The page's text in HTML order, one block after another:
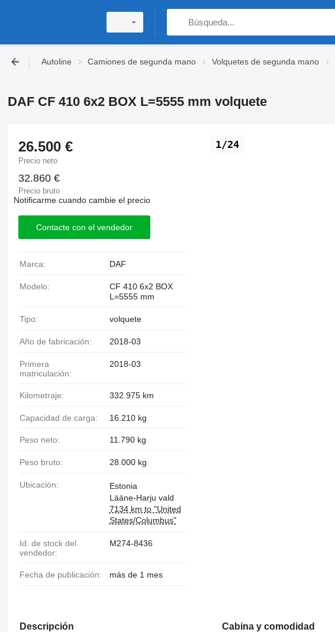
Autoline Camiones de segunda mano Volquetes de segunda mano
DAF CF 410 6x2 BOX L=5555 mm volquete
1/24
26.500 €
Precio neto
32.860 €
Precio bruto
Notificarme cuando cambie el precio
Contacte con el vendedor
Marca: DAF
Modelo:
CF 410 6x2 BOX
L=5555 mm
Tipo: volquete
Año de fabricación: 2018-03
Primera
matriculación:
2018-03
Kilometraje: 332.975 km
Capacidad de carga: 16.210 kg
Peso neto: 11.790 kg
Peso bruto: 28.000 kg
Ubicación:
Estonia
Lääne-Harju vald
7134 km to "United
States/Columbus"
Id. de stock del
vendedor:
M274-8436
Fecha de publicación: más de 1 mes
Descripción Cabina y comodidad